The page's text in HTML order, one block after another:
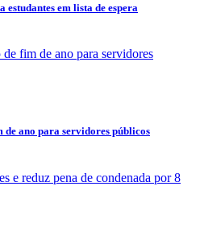
estudantes em lista de espera
de ano para servidores públicos